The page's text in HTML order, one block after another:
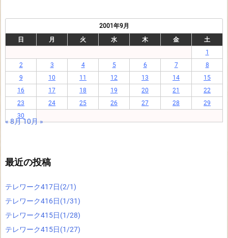
2001年9月
日
月 火 水 木 金
土
1
2
3 4 5 6 7
8
9
10 11 12 13 14
15
16
17 18 19 20 21
22
23
24 25 26 27 28
29
30
« 8月10月 »
最近の投稿
テレワーク417日(2/1)
テレワーク416日(1/31)
テレワーク415日(1/28)
テレワーク415日(1/27)